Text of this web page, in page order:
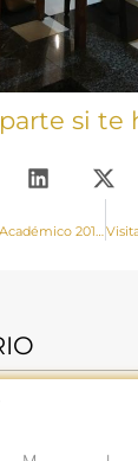
si te
Apertura del Curso Académico 2019-2020 en los Seminarios Diocesanos de Cuenca